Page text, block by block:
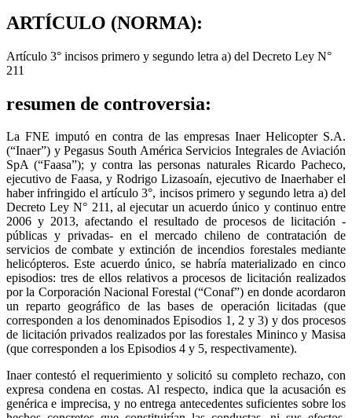
ARTÍCULO (NORMA):
Artículo 3° incisos primero y segundo letra a) del Decreto Ley N°
211
resumen de controversia:
La FNE imputó en contra de las empresas Inaer Helicopter S.A.
(“Inaer”) y Pegasus South América Servicios Integrales de Aviación
SpA (“Faasa”); y contra las personas naturales Ricardo Pacheco,
ejecutivo de Faasa, y Rodrigo Lizasoaín, ejecutivo de Inaerhaber el
haber infringido el artículo 3°, incisos primero y segundo letra a) del
Decreto Ley N° 211, al ejecutar un acuerdo único y continuo entre
2006 y 2013, afectando el resultado de procesos de licitación -
públicas y privadas- en el mercado chileno de contratación de
servicios de combate y extinción de incendios forestales mediante
helicópteros. Este acuerdo único, se habría materializado en cinco
episodios: tres de ellos relativos a procesos de licitación realizados
por la Corporación Nacional Forestal (“Conaf”) en donde acordaron
un reparto geográfico de las bases de operación licitadas (que
corresponden a los denominados Episodios 1, 2 y 3) y dos procesos
de licitación privados realizados por las forestales Mininco y Masisa
(que corresponden a los Episodios 4 y 5, respectivamente).
Inaer contestó el requerimiento y solicitó su completo rechazo, con
expresa condena en costas. Al respecto, indica que la acusación es
genérica e imprecisa, y no entrega antecedentes suficientes sobre los